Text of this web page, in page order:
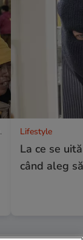
Lifestyle
La ce se
când aleg